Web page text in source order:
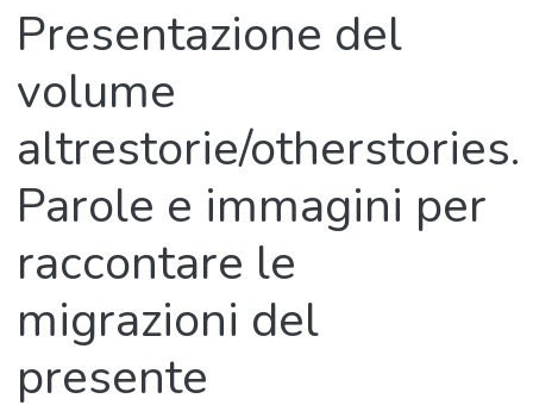
Events
People
Skills
Statistics
Presentazione del
volume
altrestorie/otherstories.
Parole e immagini per
raccontare le
migrazioni del
presente